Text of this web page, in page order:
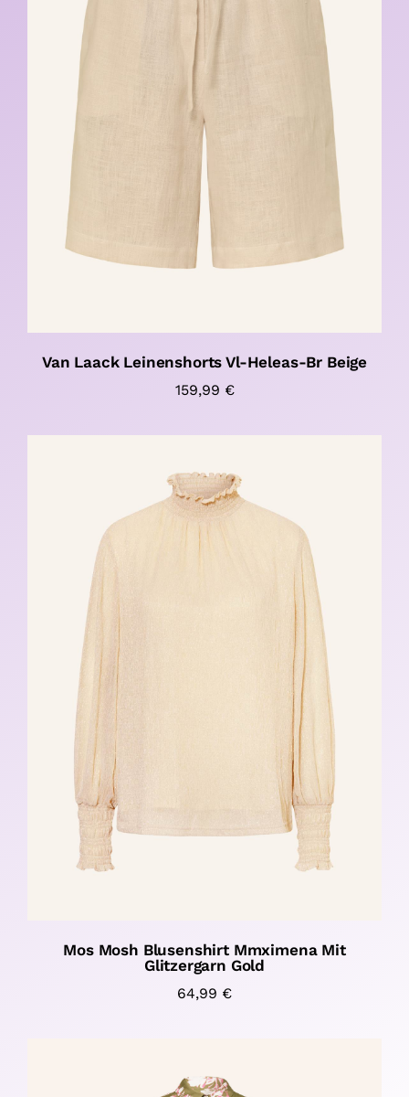
Van Laack Leinenshorts Vl-Heleas-Br Beige
159,99 €
Mos Mosh Blusenshirt Mmximena Mit
Glitzergarn Gold
64,99 €